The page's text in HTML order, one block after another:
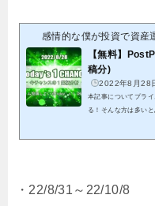
感情的な僕が投資で資産
【無料】
稿分)
2022年8月28
本記事についてプラ
る！そんな方は多い
頂くことで閲覧可能で
・22/8/31～22/10/8